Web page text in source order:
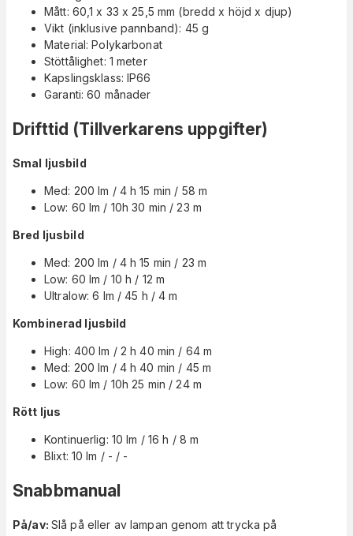
Mått: 60,1 x 33 x 25,5 mm (bredd x höjd x djup)
Vikt (inklusive pannband): 45 g
Material: Polykarbonat
Stöttålighet: 1 meter
Kapslingsklass: IP66
Garanti: 60 månader
Drifttid (Tillverkarens uppgifter)
Smal ljusbild
Med: 200 lm / 4 h 15 min / 58 m
Low: 60 lm / 10h 30 min / 23 m
Bred ljusbild
Med: 200 lm / 4 h 15 min / 23 m
Low: 60 lm / 10 h / 12 m
Ultralow: 6 lm / 45 h / 4 m
Kombinerad ljusbild
High: 400 lm / 2 h 40 min / 64 m
Med: 200 lm / 4 h 40 min / 45 m
Low: 60 lm / 10h 25 min / 24 m
Rött ljus
Kontinuerlig: 10 lm / 16 h / 8 m
Blixt: 10 lm / - / -
Snabbmanual
På/av: Slå på eller av lampan genom att trycka på